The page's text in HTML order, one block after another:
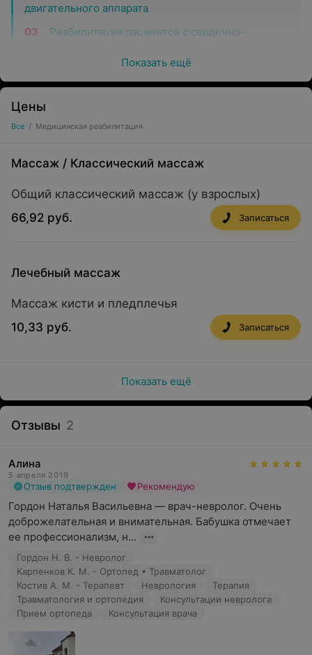
двигательного аппарата
Реабилитация пациентов с сердечно-
Реабилитация пожилых пациентов
на щитовидной и паращитовидных железах
Психотерапевтическая помощь
Реабилитация при болезнях костно-
мышечной системы
Реабилитация пациентов с неврологической
патологией
Реабилитация пациентов кардиологического
Реабилитация пациентов
общеоздоровительного профиля
Общие противопоказания к реабилитации:
процесса
нарушениями поведения, агрессивным поведением
Зондовое питание
Вегетативное состояние
Наши программы:
Реабилитация пациентов после острых заболеваний
и травм, в амбулаторных условиях, условиях
дневного стационара, и стационара с
круглосуточным пребыванием. Уход за пациентами,
у которых отсутствует реабилитационный
Показать ещё
Цены
Все / Медицинская реабилитация
Массаж / Классический массаж
Общий классический массаж (у взрослых)
66,92 руб.
Записаться
Лечебный массаж
Массаж кисти и пледплечья
10,33 руб.
Записаться
Показать ещё
Отзывы 2
Алина
5 апреля 2019
Отзыв подтвержден Рекомендую
Гордон Наталья Васильевна — врач-невролог. Очень
доброжелательная и внимательная. Бабушка отмечает
ее профессионализм, н...
Гордон Н. В. - Невролог
Карпенков К. М. - Ортопед • Травматолог
Костив А. М. - Терапевт
Неврология
Терапия
Травматология и ортопедия
Консультации невролога
Прием ортопеда
Консультация врача